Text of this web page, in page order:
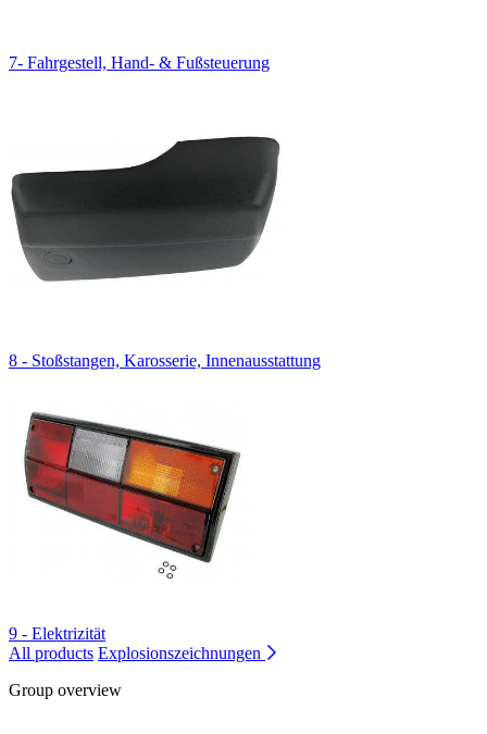
7- Fahrgestell, Hand- & Fußsteuerung
8 - Stoßstangen, Karosserie, Innenausstattung
9 - Elektrizität
All products Explosionszeichnungen
Group overview